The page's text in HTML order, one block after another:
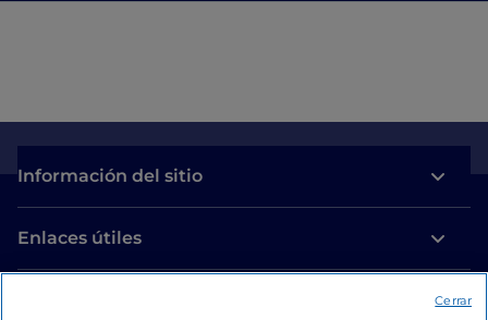
Información del sitio
Enlaces útiles
Cerrar